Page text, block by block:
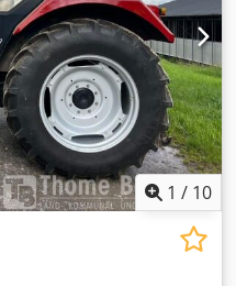
1 / 10